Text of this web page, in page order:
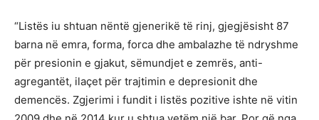
“Listës iu shtuan nëntë gjenerikë të rinj, gjegjësisht 87
barna në emra, forma, forca dhe ambalazhe të ndryshme
për presionin e gjakut, sëmundjet e zemrës, anti-
agregantët, ilaçet për trajtimin e depresionit dhe
demencës. Zgjerimi i fundit i listës pozitive ishte në vitin